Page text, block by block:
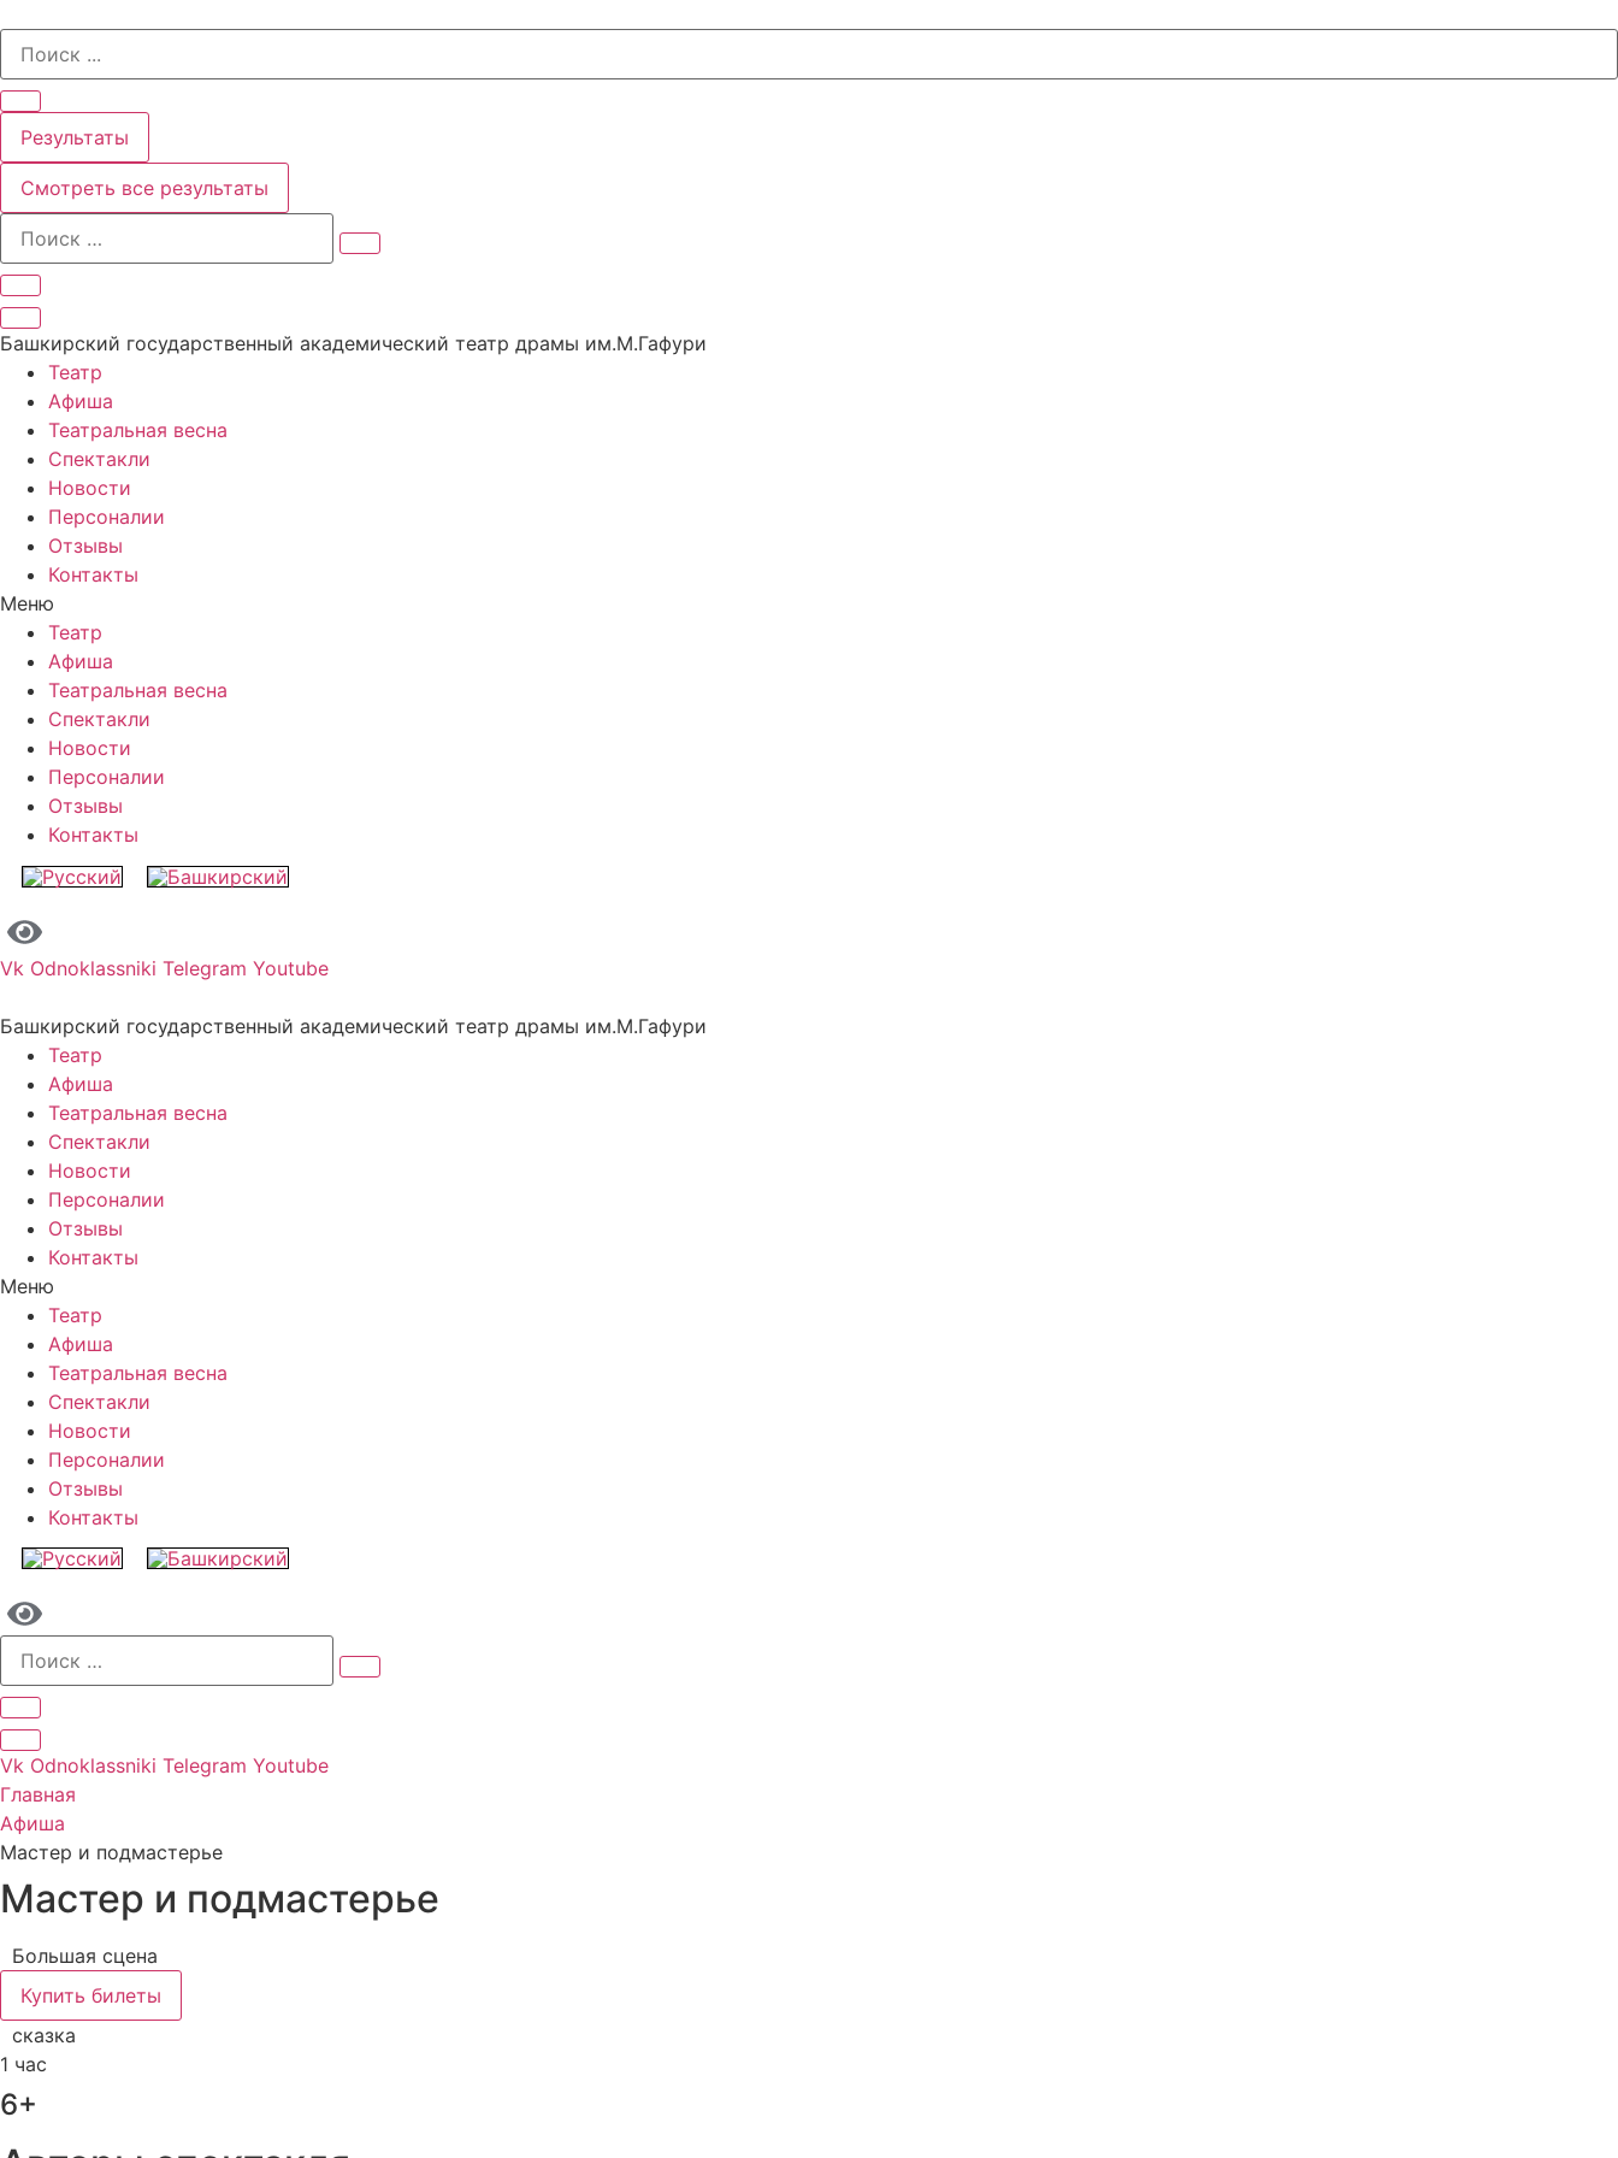
содержимому
Search
Результаты
Смотреть все результаты
Башкирский государственный академический театр драмы им.М.Гафури
Театр
Афиша
Театральная весна
Спектакли
Новости
Персоналии
Отзывы
Контакты
Меню
Театр
Афиша
Театральная весна
Спектакли
Новости
Персоналии
Отзывы
Контакты
Vk Odnoklassniki Telegram Youtube
Башкирский государственный академический театр драмы им.М.Гафури
Театр
Афиша
Театральная весна
Спектакли
Новости
Персоналии
Отзывы
Контакты
Меню
Театр
Афиша
Театральная весна
Спектакли
Новости
Персоналии
Отзывы
Контакты
Vk Odnoklassniki Telegram Youtube
Главная
Афиша
Мастер и подмастерье
Мастер и подмастерье
Большая сцена
Купить билеты
сказка
1 час
6+